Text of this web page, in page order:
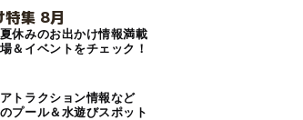
特集 8月
休みのお出かけ情報満載
＆イベントをチェック！
トラクション情報など
プール＆水遊びスポット